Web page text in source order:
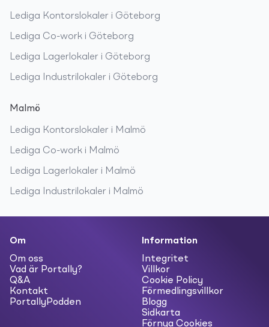
Lediga Kontorslokaler i Göteborg
Lediga Co-work i Göteborg
Lediga Lagerlokaler i Göteborg
Lediga Industrilokaler i Göteborg
Malmö
Lediga Kontorslokaler i Malmö
Lediga Co-work i Malmö
Lediga Lagerlokaler i Malmö
Lediga Industrilokaler i Malmö
Om
Om oss
Vad är Portally?
Q&A
Kontakt
PortallyPodden
Information
Integritet
Villkor
Cookie Policy
Förmedlingsvillkor
Blogg
Sidkarta
Förnya Cookies